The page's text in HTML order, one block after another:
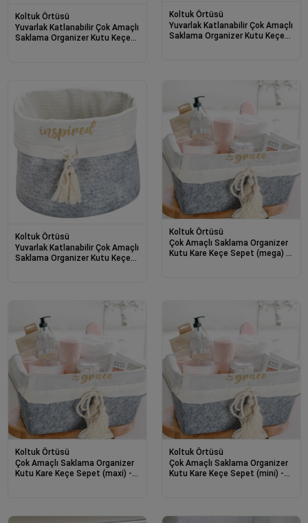
Koltuk Örtüsü
Yuvarlak Katlanabilir Çok Amaçlı
Saklama Organizer Kutu Keçe
Koltuk Örtüsü
Yuvarlak Katlanabilir Çok Amaçlı
Saklama Organizer Kutu Keçe
Koltuk Örtüsü
Yuvarlak Katlanabilir Çok Amaçlı
Saklama Organizer Kutu Keçe
Koltuk Örtüsü
Çok Amaçlı Saklama Organizer
Kutu Kare Keçe Sepet (mega) -
Koltuk Örtüsü
Çok Amaçlı Saklama Organizer
Kutu Kare Keçe Sepet (maxi) -
Koltuk Örtüsü
Çok Amaçlı Saklama Organizer
Kutu Kare Keçe Sepet (mini) -